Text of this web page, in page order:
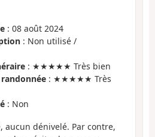
: 08 août 2024
: Non utilisé /
: ★★★★★ Très bien
: ★★★★★ Très
: Non
aucun dénivelé. Par contre,